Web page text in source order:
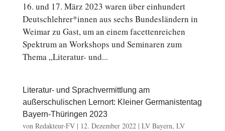
16. und 17. März 2023 waren über ein­hun­dert
Deutschlehrer*innen aus sechs Bun­des­län­dern in
Weimar zu Gast, um an einem fa­cet­ten­rei­chen
Spek­trum an Work­shops und Se­mi­na­ren zum
Thema „Literatur- und...
Literatur- und Sprachvermittlung am
außerschulischen Lernort: Kleiner Germanistentag
Bayern-Thüringen 2023
von Redakteur-FV| 12. Dezember 2022| LV Bayern, LV